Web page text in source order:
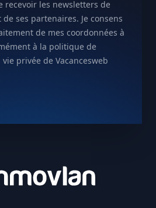
recevoir les newsletters de
de ses partenaires. Je consens
de mes coordonnées à
à la politique de
privée de Vacancesweb